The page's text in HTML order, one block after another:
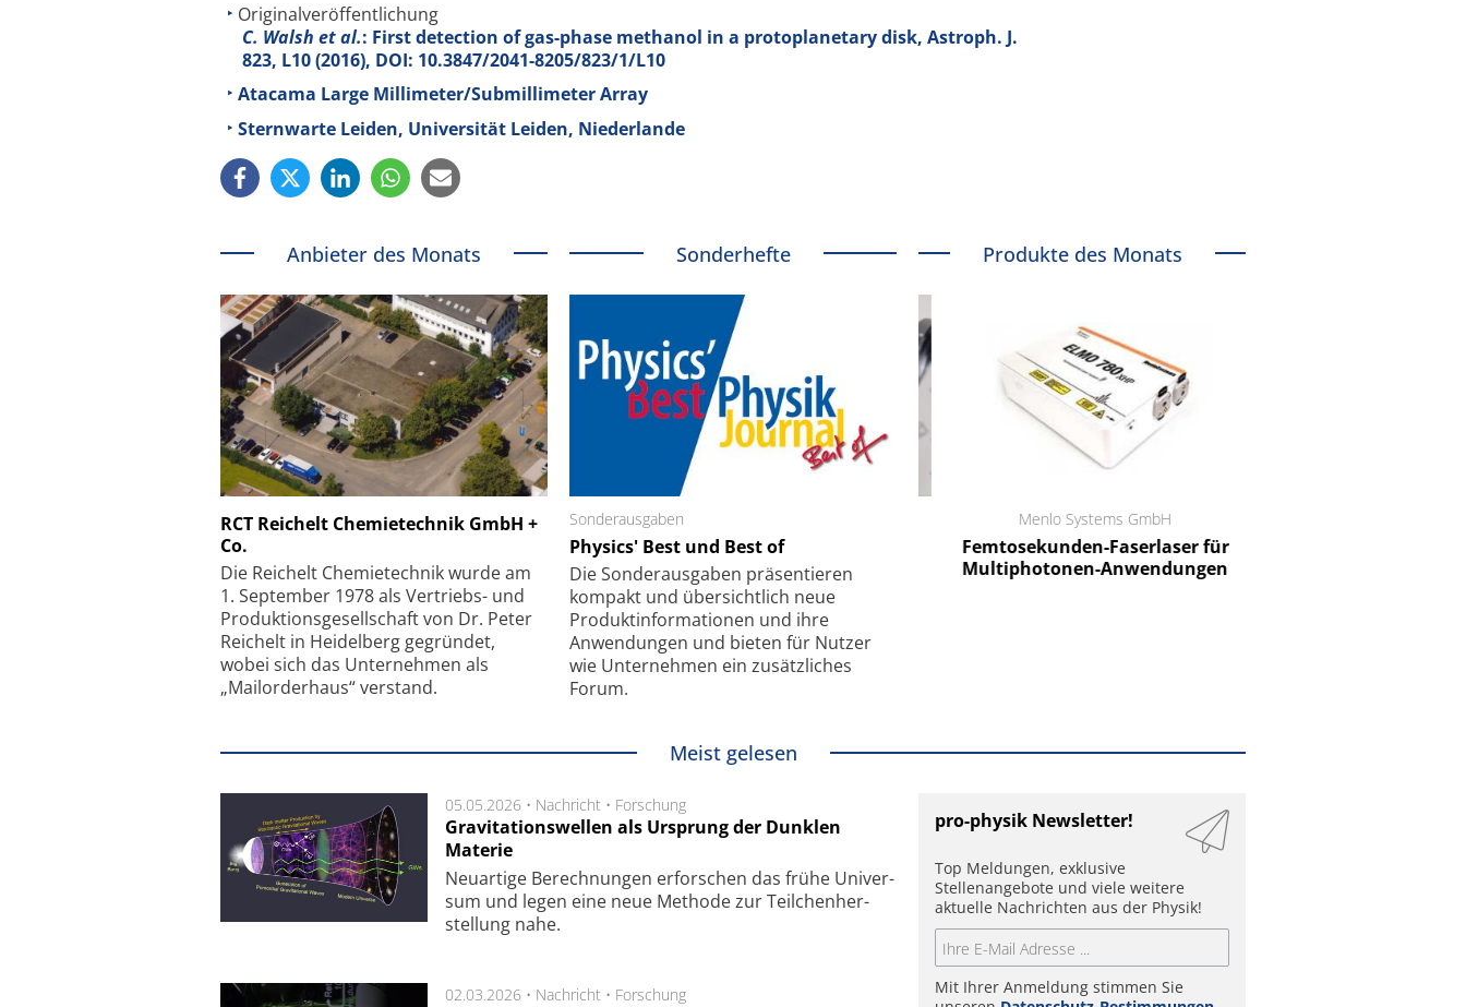
Originalveröffentlichung
C. Walsh et al.: First detection of gas-phase methanol in a protoplanetary disk, Astroph. J.
823, L10 (2016), DOI: 10.3847/2041-8205/823/1/L10
Atacama Large Millimeter/Submillimeter Array
Sternwarte Leiden, Universität Leiden, Niederlande
Anbieter des Monats
RCT Reichelt Chemietechnik GmbH +
Co.
Die Reichelt Chemietechnik wurde am
1. September 1978 als Vertriebs- und
Produktionsgesellschaft von Dr. Peter
Reichelt in Heidelberg gegründet,
wobei sich das Unternehmen als
„Mailorderhaus“ verstand.
Sonderhefte
Sonderausgaben
Physics' Best und Best of
Die Sonder­ausgaben präsentieren
kompakt und übersichtlich neue
Produkt­informationen und ihre
Anwendungen und bieten für Nutzer
wie Unternehmen ein zusätzliches
Forum.
Produkte des Monats
Schäfter + Kirchhoff GmbH
Feinfokussierungsmechanismus
Elektronenmikroskopie auf
kleinstem Raum
Menlo Systems GmbH
Femtosekunden-Faserlaser für
Multiphotonen-Anwendungen
Meist gelesen
05.05.2026 • Nachricht • Forschung
Gravitationswellen als Ursprung der Dunklen
Materie
Neu­artige Be­rech­nung­en er­for­schen das frü­he Uni­ver­
sum und legen eine neue Me­tho­de zur Teil­chen­her­
stel­lung nahe.
02.03.2026 • Nachricht • Forschung
pro-physik Newsletter!
Top Meldungen, exklusive
Stellenangebote und viele weitere
aktuelle Nachrichten aus der Physik!
Mit Ihrer Anmeldung stimmen Sie